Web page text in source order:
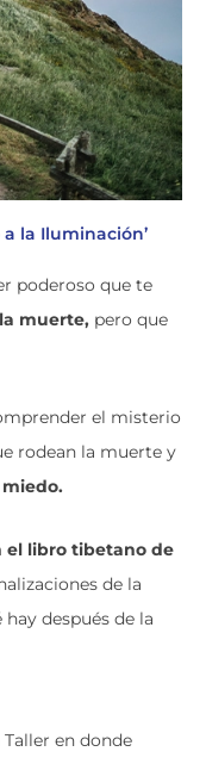
a la Iluminación’
poderoso que te
muerte, pero que
el misterio
rodean la muerte y
el libro tibetano de
de la
hay después de la
en donde